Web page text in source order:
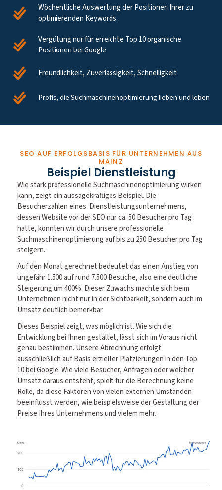
Wöchentliche Auswertung der Positionen Ihrer zu
optimierenden Keywords
Vergütung nur für erreichte Top 10 organische
Positionen bei Google
Freundlichkeit, Zuverlässigkeit, Schnelligkeit
Profis, die Suchmaschinenoptimierung lieben und leben
SEO AUF ERFOLGSBASIS FÜR UNTERNEHMEN AUS
MAINZ
Beispiel Dienstleistung
Wie stark professionelle Suchmaschinenoptimierung wirken
kann, zeigt ein aussagekräftiges Beispiel. Die
Besucherzahlen eines Dienstleistungsunternehmens,
dessen Website vor der SEO nur ca. 50 Besucher pro Tag
hatte, konnten wir durch unsere professionelle
Suchmaschinenoptimierung auf bis zu 250 Besucher pro Tag
steigern.
Auf den Monat gerechnet bedeutet das einen Anstieg von
ungefähr 1.500 auf rund 7.500 Besuche, also eine deutliche
Steigerung um 400%. Dieser Zuwachs machte sich beim
Unternehmen nicht nur in der Sichtbarkeit, sondern auch im
Umsatz deutlich bemerkbar.
Dieses Beispiel zeigt, was möglich ist. Wie sich die
Entwicklung bei Ihnen gestaltet, lässt sich im Voraus nicht
genau bestimmen. Unsere Abrechnung erfolgt
ausschließlich auf Basis erzielter Platzierungen in den Top
10 bei Google. Wie viele Besucher, Anfragen oder welcher
Umsatz daraus entsteht, spielt für die Berechnung keine
Rolle, da diese Faktoren von vielen externen Umständen
beeinflusst werden, wie beispielsweise der Gestaltung der
Preise Ihres Unternehmens und vielem mehr.